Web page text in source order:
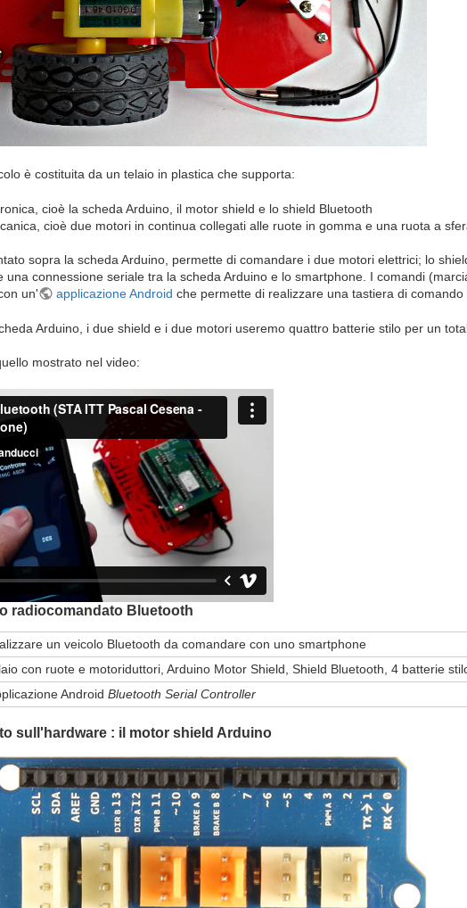
è costituita da un telaio in plastica che supporta:
cioè la scheda Arduino, il motor shield e lo shield Bluetooth
cioè due motori in continua collegati alle ruote in gomma e una ruota a
sopra la scheda Arduino, permette di comandare i due motori elettrici; lo
una connessione seriale tra la scheda Arduino e lo smartphone. I comandi
un'
applicazione Android che permette di realizzare una tastiera di comando
Arduino, i due shield e i due motori useremo quattro batterie stilo per un
mostrato nel video:
radiocomandato Bluetooth
un veicolo Bluetooth da comandare con uno smartphone
con ruote e motoriduttori, Arduino Motor Shield, Shield Bluetooth, 4 batterie
Android Bluetooth Serial Controller
sull'hardware : il motor shield Arduino